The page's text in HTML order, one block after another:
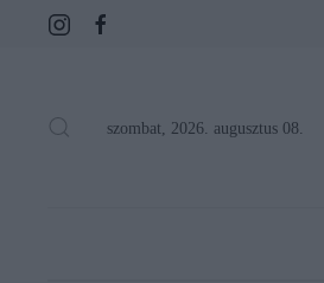
szombat, 2026. augusztus 08.